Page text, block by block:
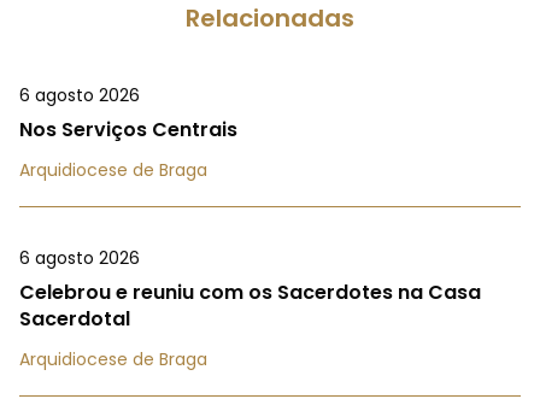
Relacionadas
6 agosto 2026
Nos Serviços Centrais
Arquidiocese de Braga
6 agosto 2026
Celebrou e reuniu com os Sacerdotes na Casa
Sacerdotal
Arquidiocese de Braga